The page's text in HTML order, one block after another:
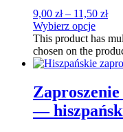
9,00 zł– 11,50 zł
Wybierz opcje
This product has
chosen on the
—